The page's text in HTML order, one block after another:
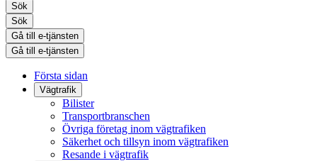
Sök
Sök
Gå till e-tjänsten
Gå till e-tjänsten
Första sidan
Vägtrafik
Bilister
Transportbranschen
Övriga företag inom vägtrafiken
Säkerhet och tillsyn inom vägtrafiken
Resande i vägtrafik